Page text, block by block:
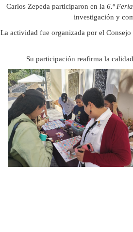
Carlos Zepeda participaron en la 6.ª
investigación y
La actividad fue organizada por el
Su participación reafirma la